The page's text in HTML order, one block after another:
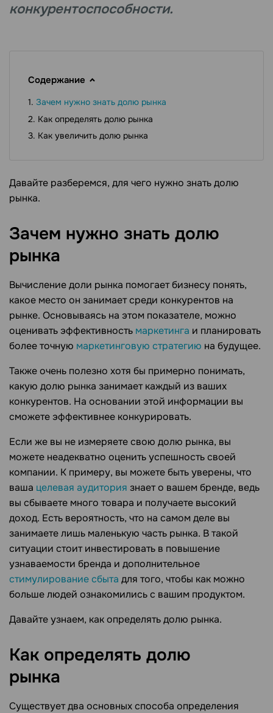
конкурентоспособности.
Содержание
Зачем нужно знать долю рынка
Как определять долю рынка
Как увеличить долю рынка
Давайте разберемся, для чего нужно знать долю
рынка.
Зачем нужно знать долю
рынка
Вычисление доли рынка помогает бизнесу понять,
какое место он занимает среди конкурентов на
рынке. Основываясь на этом показателе, можно
оценивать эффективность маркетинга и планировать
более точную маркетинговую стратегию на будущее.
Также очень полезно хотя бы примерно понимать,
какую долю рынка занимает каждый из ваших
конкурентов. На основании этой информации вы
сможете эффективнее конкурировать.
Если же вы не измеряете свою долю рынка, вы
можете неадекватно оценить успешность своей
компании. К примеру, вы можете быть уверены, что
ваша целевая аудитория знает о вашем бренде, ведь
вы сбываете много товара и получаете высокий
доход. Есть вероятность, что на самом деле вы
занимаете лишь маленькую часть рынка. В такой
ситуации стоит инвестировать в повышение
узнаваемости бренда и дополнительное
стимулирование сбыта для того, чтобы как можно
больше людей ознакомились с вашим продуктом.
Давайте узнаем, как определять долю рынка.
Как определять долю
рынка
Существует два основных способа определения